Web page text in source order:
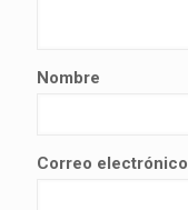
Nombre
Correo electrónico